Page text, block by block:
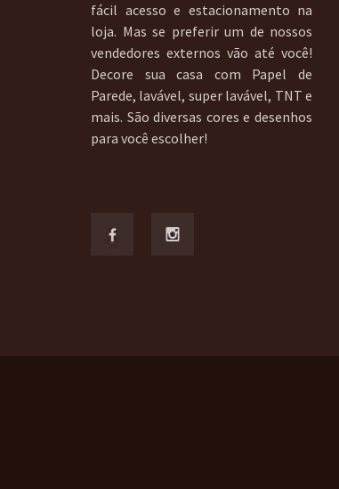
fácil acesso e estacionamento na
loja. Mas se preferir um de nossos
vendedores externos vão até você!
Decore sua casa com Papel de
Parede, lavável, super lavável, TNT e
mais. São diversas cores e desenhos
para você escolher!